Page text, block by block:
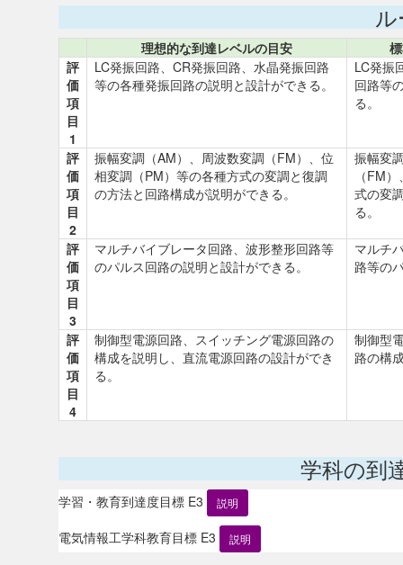
理想的な到達レベルの目安
評
価
項
目
1
LC発振回路、CR発振回路、水晶発振回路
等の各種発振回路の説明と設計ができる。
LC発振
回路等
る。
評
価
項
目
2
振幅変調（AM）、周波数変調（FM）、位
相変調（PM）等の各種方式の変調と復調
の方法と回路構成が説明ができる。
振幅変
（FM
式の変
る。
評
価
項
目
3
マルチバイブレータ回路、波形整形回路等
のパルス回路の説明と設計ができる。
マルチ
路等の
評
価
項
目
4
制御型電源回路、スイッチング電源回路の
構成を説明し、直流電源回路の設計ができ
る。
制御型
路の構
学科の到
学習・教育到達度目標 E3 説明
電気情報工学科教育目標 E3 説明